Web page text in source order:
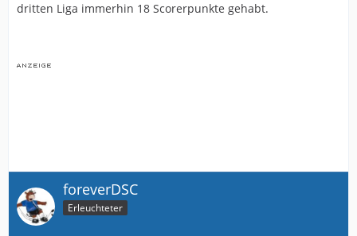
dritten Liga immerhin 18 Scorerpunkte gehabt.
foreverDSC
Erleuchteter